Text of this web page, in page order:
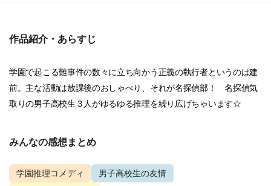
作品紹介・あらすじ
学園で起こる難事件の数々に立ち向かう正義の執行者というのは建
前。主な活動は放課後のおしゃべり、それが名探偵部！ 名探偵気
取りの男子高校生３人がゆるゆる推理を繰り広げちゃいます☆
みんなの感想まとめ
学園推理コメディ
男子高校生の友情